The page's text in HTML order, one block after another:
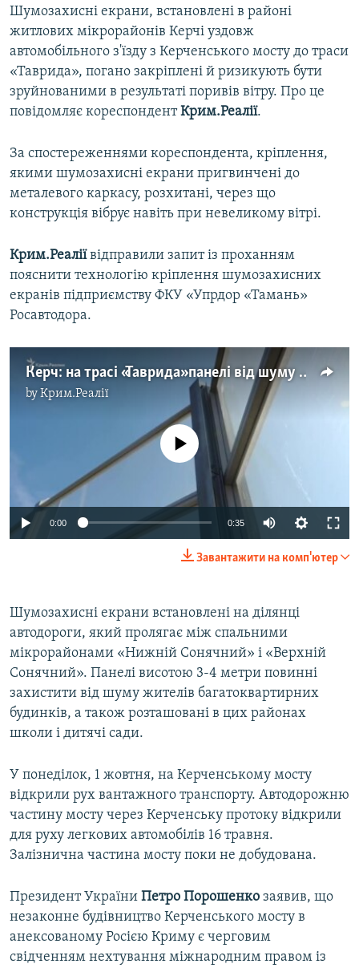
Усі сайти RFE/RL
Шумозахисні екрани, встановлені в районі
житлових мікрорайонів Керчі уздовж
автомобільного з'їзду з Керченського мосту до траси
«Таврида», погано закріплені й ризикують бути
зруйнованими в результаті поривів вітру. Про це
повідомляє кореспондентКрим.Реалії.
За спостереженнями кореспондента, кріплення,
якими шумозахисні екрани пригвинчені до
металевого каркасу, розхитані, через що
конструкція вібрує навіть при невеликому вітрі.
Крим.Реаліївідправили запит із проханням
пояснити технологію кріплення шумозахисних
екранів підприємству ФКУ «Упрдор «Тамань»
Росавтодора.
Керч: на трасі «Таврида» панелі від шуму вібрують через слабкі кріплення (відео)
byКрим.Реалії
No media source currently available
0:00 0:35
Завантажити на комп'ютер
Шумозахисні екрани встановлені на ділянці
автодороги, який пролягає між спальними
мікрорайонами «Нижній Сонячний» і «Верхній
Сонячний». Панелі висотою 3-4 метри повинні
захистити від шуму жителів багатоквартирних
будинків, а також розташовані в цих районах
школи і дитячі сади.
У понеділок, 1 жовтня, на Керченському мосту
відкрили рух вантажного транспорту. Автодорожню
частину мосту через Керченську протоку відкрили
для руху легкових автомобілів 16 травня.
Залізнична частина мосту поки не добудована.
Президент України Петро Порошенко заявив, що
незаконне будівництво Керченського мосту в
анексованому Росією Криму є черговим
свідченням нехтування міжнародним правом із